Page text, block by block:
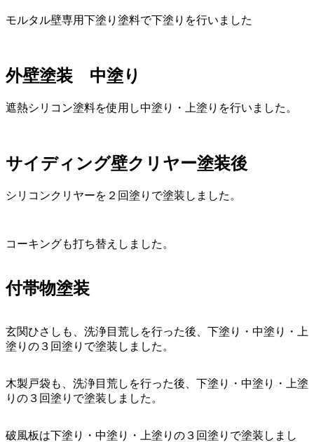
モルタル壁専用下塗り塗料で下塗りを行いました
外壁塗装 中塗り
遮熱シリコン塗料を使用し中塗り・上塗りを行いました。
サイディング壁クリヤー塗装後
シリコンクリヤーを２回塗りで塗装しました。
コーキングも打ち替えしました。
付帯物塗装
玄関ひさしも、洗浄目荒しを行った後、下塗り・中塗り・上
塗りの３回塗りで塗装しました。
木製戸袋も、洗浄目荒しを行った後、下塗り・中塗り・上塗
りの３回塗りで塗装しました。
破風板は下塗り・中塗り・上塗りの３回塗りで塗装しまし